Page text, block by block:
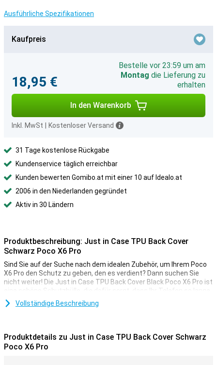
Ausführliche Spezifikationen
Kaufpreis
18,95 €
Bestelle vor 23:59 um am
Montag die Lieferung zu
erhalten
In den Warenkorb
Inkl. MwSt Kostenloser Versand
31 Tage kostenlose Rückgabe
Kundenservice täglich erreichbar
Kunden bewerten Gomibo.at mit einer 10 auf Idealo.at
2006 in den Niederlanden gegründet
Aktiv in 30 Ländern
Produktbeschreibung: Just in Case TPU Back Cover
Schwarz Poco X6 Pro
Sind Sie auf der Suche nach dem idealen Zubehör, um Ihrem Poco
X6 Pro den Schutz zu geben, den es verdient? Dann suchen Sie
nicht weiter! Die Just in Case TPU Back Cover Black Poco X6 Pro ist
eine schöne Schutzhülle, die dafür sorgt, dass Ihr Telefon so lange
wie möglich hält.
Schutz für Ihr Gerät. Hinzu kommt, dass Kunststoffhüllen oft nicht
so teuer sind wie andere Hüllen.
Vollständige Beschreibung
Produktdetails zu Just in Case TPU Back Cover Schwarz
Poco X6 Pro